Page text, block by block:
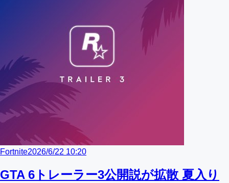
Fortnite2026/6/22 10:20
GTA 6トレーラー3公開説が拡散 夏入り